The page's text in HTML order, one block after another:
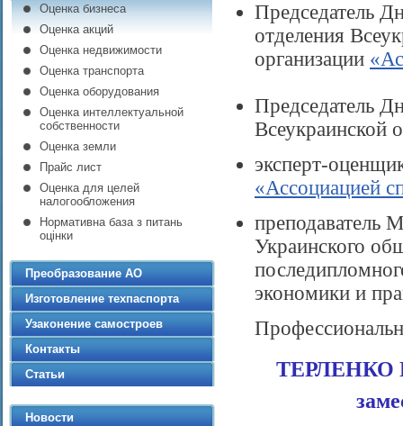
Оценка бизнеса
Оценка акций
Оценка недвижимости
Оценка транспорта
Оценка оборудования
Оценка интеллектуальной
собственности
Оценка земли
Прайс лист
Оценка для целей
налогообложения
Нормативна база з питань
оцінки
Преобразование АО
Изготовление техпаспорта
Узаконение самостроев
Контакты
Статьи
Новости
Председатель
отделения
организации
Председатель
Всеукраинской
эксперт-
«Ассоциацией
преподаватель
Украинского
экономики и